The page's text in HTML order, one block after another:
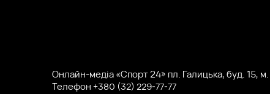
Онлайн-медіа «Спорт 24» пл. Галицька, буд. 15,
Телефон+380 (32) 229-77-77